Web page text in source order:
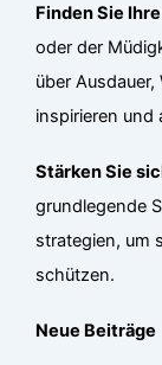
Finden Sie
oder der
über
inspirieren und
Stärken Sie
grundlegende
strategien, um
schützen.
Neue Beiträge